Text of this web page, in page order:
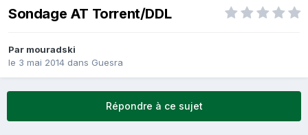
Sondage AT Torrent/DDL
Par mouradski
le 3 mai 2014 dans Guesra
Répondre à ce sujet